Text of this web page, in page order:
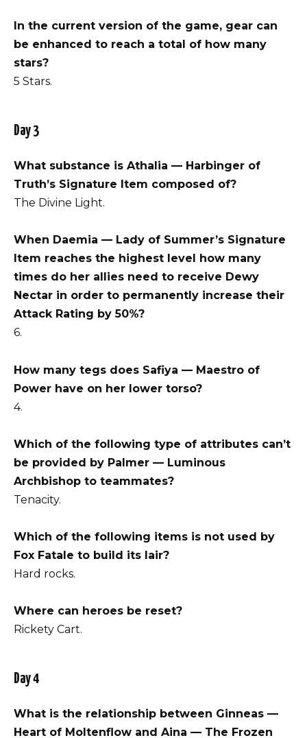
In the current version of the game, gear can
be enhanced to reach a total of how many
stars?
5 Stars.
Day 3
What substance is Athalia — Harbinger of
Truth’s Signature Item composed of?
The Divine Light.
When Daemia — Lady of Summer’s Signature
Item reaches the highest level how many
times do her allies need to receive Dewy
Nectar in order to permanently increase their
Attack Rating by 50%?
6.
How many tegs does Safiya — Maestro of
Power have on her lower torso?
4.
Which of the following type of attributes can’t
be provided by Palmer — Luminous
Archbishop to teammates?
Tenacity.
Which of the following items is not used by
Fox Fatale to build its lair?
Hard rocks.
Where can heroes be reset?
Rickety Cart.
Day 4
What is the relationship between Ginneas —
Heart of Moltenflow and Aina — The Frozen